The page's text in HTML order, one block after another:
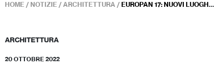
HOME / NOTIZIE /ARCHITETTURA /EUROPAN 17: NUOVI LUOGHI PER RIPENSARE IL RAPPORTO TRA NATURA E CULTURA
ARCHITETTURA
20 OTTOBRE 2022